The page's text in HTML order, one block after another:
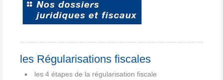
les Régularisations fiscales
les 4 étapes de la régularisation fiscale